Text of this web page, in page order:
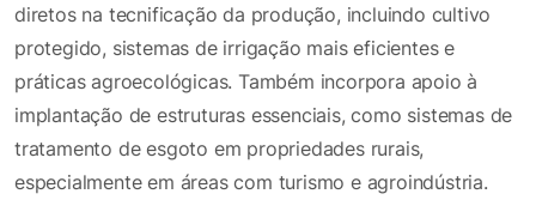
diretos na tecnificação da produção, incluindo cultivo
protegido, sistemas de irrigação mais eficientes e
práticas agroecológicas. Também incorpora apoio à
implantação de estruturas essenciais, como sistemas de
tratamento de esgoto em propriedades rurais,
especialmente em áreas com turismo e agroindústria.